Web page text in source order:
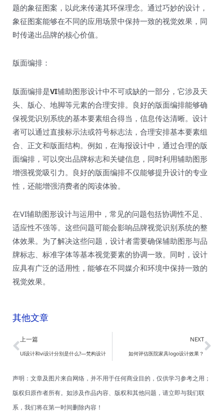
题的象征图案，以此来传递其环保理念。通过巧妙的设计，
象征图案能够在不同的应用场景中保持一致的视觉效果，同
时传递出品牌的核心价值。
版面编排：
版面编排是VI辅助图形设计中不可或缺的一部分，它涉及天
头、版心、地脚等元素的合理安排。良好的版面编排能够确
保视觉识别系统的基本要素组合得当，信息传达清晰。设计
者可以通过直接标示法或符号标志法，合理安排基本要素组
合、正文和版面结构。例如，在海报设计中，通过合理的版
面编排，可以突出品牌标志和关键信息，同时利用辅助图形
增强视觉吸引力。良好的版面编排不仅能够提升设计的专业
性，还能增强消费者的阅读体验。
在VI辅助图形设计与运用中，常见的问题包括协调性不足、
适应性不强等。这些问题可能会影响品牌视觉识别系统的整
体效果。为了解决这些问题，设计者需要确保辅助图形与品
牌标志、标准字体等基本视觉要素的协调一致。同时，设计
应具有广泛的适用性，能够在不同媒介和环境中保持一致的
视觉效果。
其他文章
Prev
上一篇
UI设计和vi设计分别是什么?—梵构设计
NEXT
如何评估医院家具logo设计效果？
声明：文章及图片来自网络，并不用于任何商业目的，仅供学习参考之用；
版权归原作者所有。如涉及作品内容、版权和其他问题，请立即与我们联
系，我们将在第一时间删除内容！